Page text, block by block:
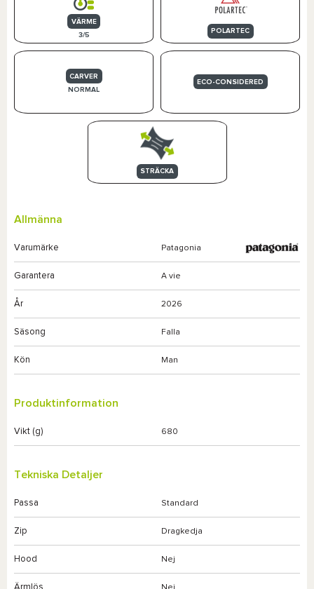
VÄRME
3/5
POLARTEC
CARVER
NORMAL
ECO-CONSIDERED
STRÄCKA
Allmänna
Varumärke Patagonia
Garantera A vie
År 2026
Säsong Falla
Kön Man
Produktinformation
Vikt (g) 680
Tekniska Detaljer
Passa Standard
Zip Dragkedja
Hood Nej
Ärmlös Nej